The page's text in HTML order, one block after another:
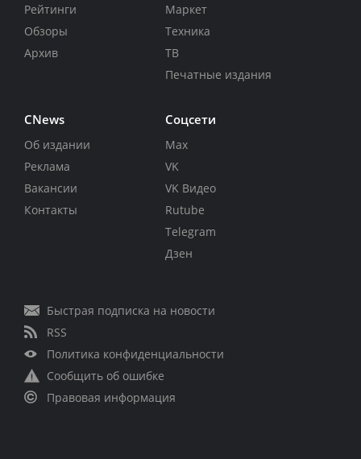
Рейтинги
Обзоры
Архив
Маркет
Техника
ТВ
Печатные издания
CNews
Об издании
Реклама
Вакансии
Контакты
Соцсети
Max
VK
VK Видео
Rutube
Telegram
Дзен
Быстрая подписка на новости
RSS
Политика конфиденциальности
Сообщить об ошибке
Правовая информация